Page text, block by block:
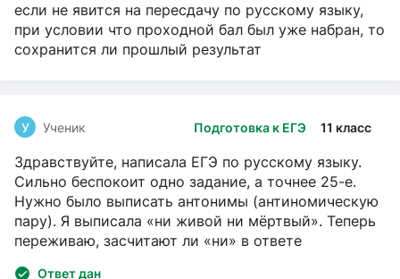
если не явится на пересдачу по русскому языку,
при условии что проходной бал был уже набран, то
сохранится ли прошлый результат
Подготовка к ЕГЭ 11 класс
У Ученик
Здравствуйте, написала ЕГЭ по русскому языку.
Сильно беспокоит одно задание, а точнее 25-е.
Нужно было выписать антонимы (антиномическую
пару). Я выписала «ни живой ни мёртвый». Теперь
переживаю, засчитают ли «ни» в ответе
Ответ дан